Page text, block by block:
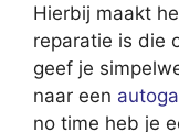
Hierbij maakt
reparatie is die
geef je
naar een
no time heb je